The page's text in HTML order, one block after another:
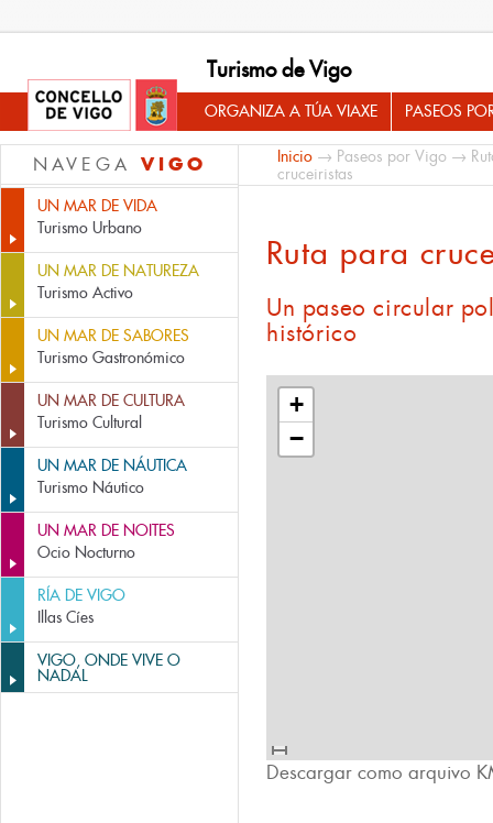
Turismo de Vigo
ORGANIZA A TÚA VIAXE PASEOS
NAVEGA VIGO
UN MAR DE VIDA
Turismo Urbano
UN MAR DE NATUREZA
Turismo Activo
UN MAR DE SABORES
Turismo Gastronómico
UN MAR DE CULTURA
Turismo Cultural
UN MAR DE NÁUTICA
Turismo Náutico
UN MAR DE NOITES
Ocio Nocturno
RÍA DE VIGO
Illas Cíes
VIGO, ONDE VIVE O
NADAL
Inicio → Paseos por Vigo →
cruceiristas
Ruta para
Un paseo circular
histórico
+
−
Descargar como arquivo